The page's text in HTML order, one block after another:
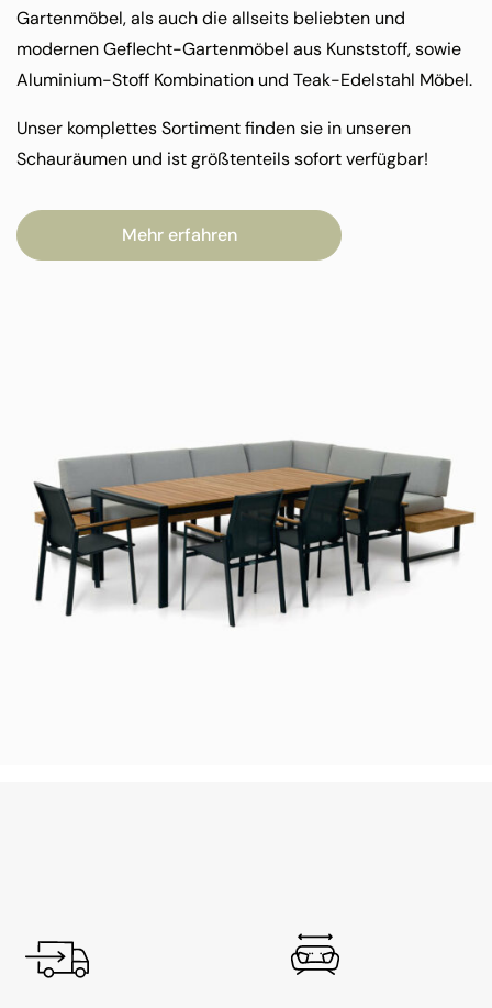
Gartenmöbel, als auch die allseits beliebten und
modernen Geflecht-Gartenmöbel aus Kunststoff, sowie
Aluminium-Stoff Kombination und Teak-Edelstahl Möbel.
Unser komplettes Sortiment finden sie in unseren
Schauräumen und ist größtenteils sofort verfügbar!
Mehr erfahren